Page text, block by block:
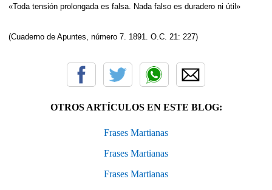
«Toda tensión prolongada es falsa. Nada falso es duradero ni útil»
(Cuaderno de Apuntes, número 7. 1891. O.C. 21: 227)
OTROS ARTÍCULOS EN ESTE BLOG:
Frases Martianas
Frases Martianas
Frases Martianas